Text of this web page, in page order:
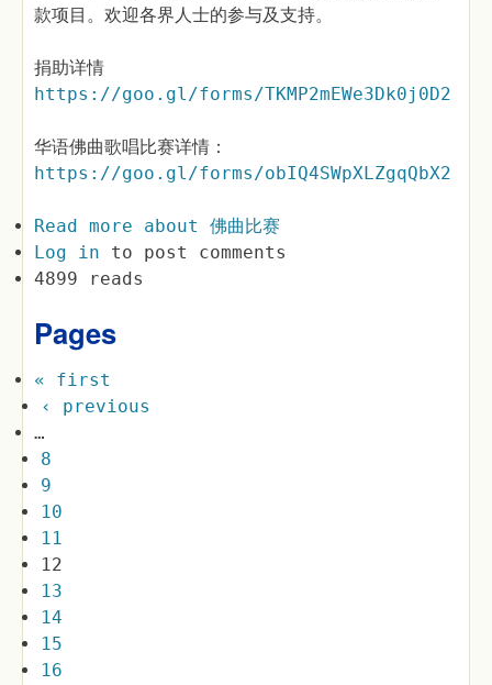
款项目。欢迎各界人士的参与及支持。
捐助详情
https://goo.gl/forms/TKMP2mEWe3Dk0j0D2
华语佛曲歌唱比赛详情：
https://goo.gl/forms/obIQ4SWpXLZgqQbX2
Read more about 佛曲比赛
Log in to post comments
4899 reads
Pages
« first
‹ previous
…
8
9
10
11
12
13
14
15
16